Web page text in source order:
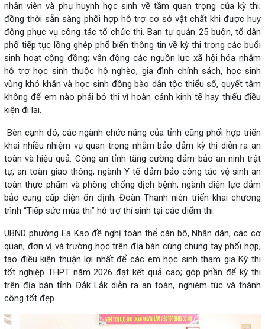
nhân viên và phụ huynh học sinh về tầm quan trọng của kỳ thi;
đồng thời sẵn sàng phối hợp hỗ trợ cơ sở vật chất khi được huy
động phục vụ công tác tổ chức thi. Ban tự quản 25 buôn, tổ dân
phố tiếp tục lồng ghép phổ biến thông tin về kỳ thi trong các buổi
sinh hoạt cộng đồng; vận động các nguồn lực xã hội hóa nhằm
hỗ trợ học sinh thuộc hộ nghèo, gia đình chính sách, học sinh
vùng khó khăn và học sinh đồng bào dân tộc thiểu số, quyết tâm
không để em nào phải bỏ thi vì hoàn cảnh kinh tế hay thiếu điều
kiện đi lại.
Bên cạnh đó, các ngành chức năng của tỉnh cũng phối hợp triển
khai nhiều nhiệm vụ quan trọng nhằm bảo đảm kỳ thi diễn ra an
toàn và hiệu quả. Công an tỉnh tăng cường đảm bảo an ninh trật
tự, an toàn giao thông; ngành Y tế đảm bảo công tác vệ sinh an
toàn thực phẩm và phòng chống dịch bệnh; ngành điện lực đảm
bảo cung cấp điện ổn định; Đoàn Thanh niên triển khai chương
trình “Tiếp sức mùa thi” hỗ trợ thí sinh tại các điểm thi.
UBND phường Ea Kao đề nghị toàn thể cán bộ, Nhân dân, các cơ
quan, đơn vị và trường học trên địa bàn cùng chung tay phối hợp,
tạo điều kiện thuận lợi nhất để các em học sinh tham gia Kỳ thi
tốt nghiệp THPT năm 2026 đạt kết quả cao; góp phần để kỳ thi
trên địa bàn tỉnh Đắk Lắk diễn ra an toàn, nghiêm túc và thành
công tốt đẹp.